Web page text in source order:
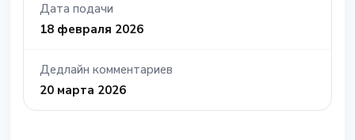
Дата подачи
18 февраля 2026
Дедлайн комментариев
20 марта 2026